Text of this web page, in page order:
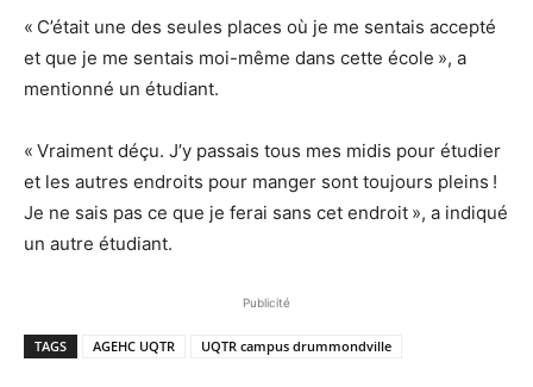
« C’était une des seules places où je me sentais accepté
et que je me sentais moi-même dans cette école », a
mentionné un étudiant.
« Vraiment déçu. J’y passais tous mes midis pour étudier
et les autres endroits pour manger sont toujours pleins !
Je ne sais pas ce que je ferai sans cet endroit », a indiqué
un autre étudiant.
Publicité
TAGS AGEHC UQTR UQTR campus drummondville